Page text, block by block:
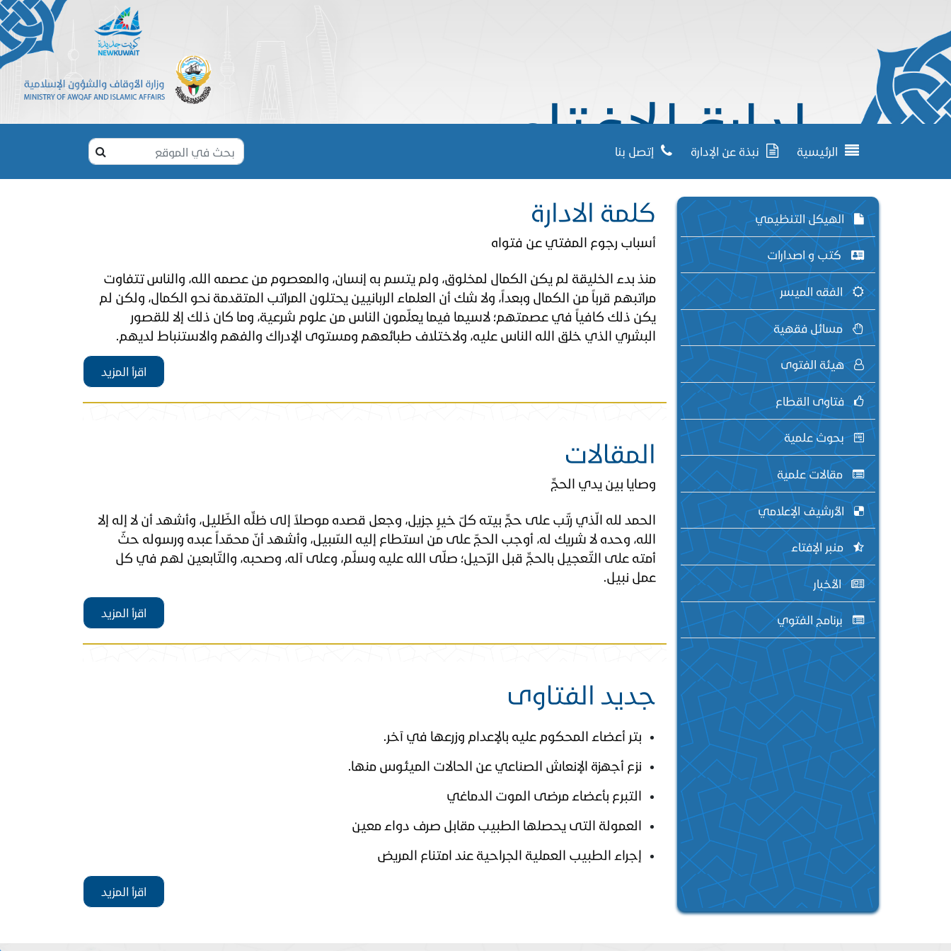
إدارة الإفتاءالرئيسية نبذة عن الإدارة إتصل بنا
الهيكل التنظيمي
كتب و اصدارات
الفقه الميسر
مسائل فقهية
هيئة الفتوى
فتاوى القطاع
بحوث علمية
مقالات علمية
الأرشيف الإعلامي
منبر الإفتاء
الأخبار
برنامج الفتوي
كلمة الادارة
أسباب رجوع المفتي عن فتواه
منذ بدء الخليقة لم يكن الكمال لمخلوق، ولم يتسم​ به إنسان، والمعصوم من عصمه الله، والناس تتفاوت
مراتبهم قرباً من الكمال وبعداً، ولا شك أن العلماء الربانيين يحتلون المراتب المتقدمة نحو الكمال، ولكن لم
يكن ذلك كافياً في عصمتهم؛ لاسيما فيما يعلّمون الناس من علوم شرعية، وما كان ذلك إلا للقصور
البشري الذي خلق الله الناس عليه، ولاختلاف طبائعهم ومستوى الإدراك والفهم والاستنباط لديهم.
اقرأ المزيد
المقالات
وصايا بين يدي الحجِّ
الحمد لله الّذي رتّب على حجِّ بيته كلّ خيرٍ جزيل، وجعل قصده موصلاً إلى ظلِّه الظّليل، وأشهد أن لا إله إلا
الله، وحده لا شريك له، أوجب الحجّ على من استطاع إليه السّبيل، وأشهد أنّ محمّداً عبده ورسوله حثّ
أمته على التّعجيل بالحجِّ قبل الرّحيل؛ صلّى الله عليه وسلّم، وعلى آله، وصحبه، والتّابعين لهم في كل
عمل نبيل.
اقرأ المزيد
جديد الفتاوى
بتر أعضاء المحكوم عليه بالإعدام وزرعها في آخر.
نزع أجهزة الإنعاش الصناعي عن الحالات الميئوس منها.
التبرع بأعضاء مرضى الموت الدماغي
العمولة التى يحصلها الطبيب مقابل صرف دواء معين
إجراء الطبيب العملية الجراحية عند امتناع المريض
اقرأ المزيد